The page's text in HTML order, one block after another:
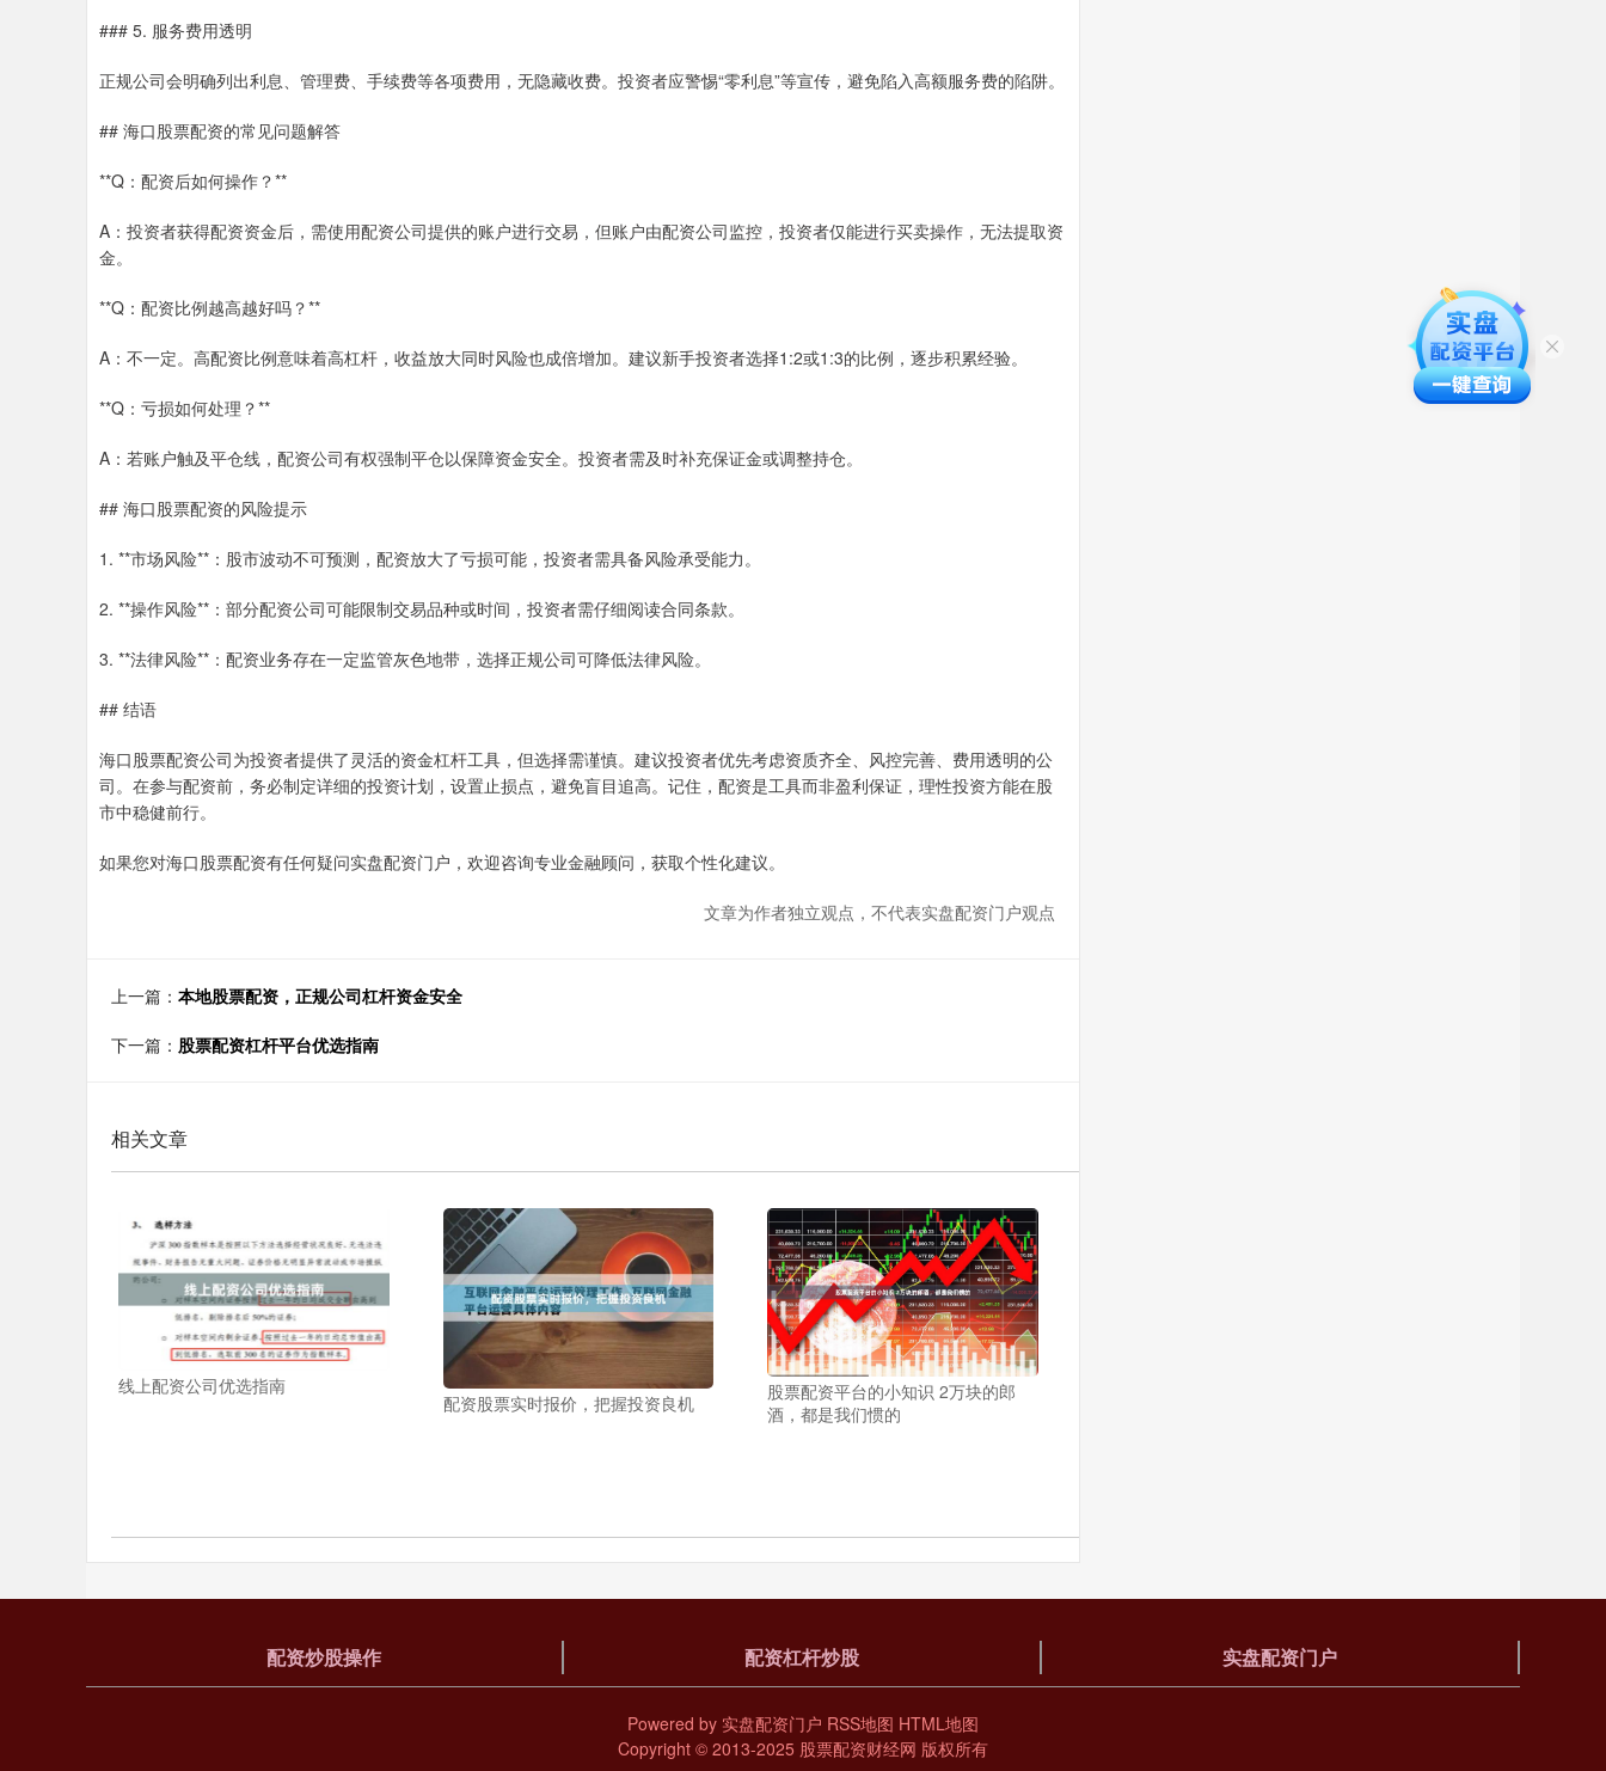
### 5. 服务费用透明
正规公司会明确列出利息、管理费、手续费等各项费用，无隐藏收费。投资者应警惕“零利息”等宣传，避免陷入高额服务费的陷阱。
## 海口股票配资的常见问题解答
**Q：配资后如何操作？**
A：投资者获得配资资金后，需使用配资公司提供的账户进行交易，但账户由配资公司监控，投资者仅能进行买卖操作，无法提取资
金。
**Q：配资比例越高越好吗？**
A：不一定。高配资比例意味着高杠杆，收益放大同时风险也成倍增加。建议新手投资者选择1:2或1:3的比例，逐步积累经验。
**Q：亏损如何处理？**
A：若账户触及平仓线，配资公司有权强制平仓以保障资金安全。投资者需及时补充保证金或调整持仓。
## 海口股票配资的风险提示
1. **市场风险**：股市波动不可预测，配资放大了亏损可能，投资者需具备风险承受能力。
2. **操作风险**：部分配资公司可能限制交易品种或时间，投资者需仔细阅读合同条款。
3. **法律风险**：配资业务存在一定监管灰色地带，选择正规公司可降低法律风险。
## 结语
海口股票配资公司为投资者提供了灵活的资金杠杆工具，但选择需谨慎。建议投资者优先考虑资质齐全、风控完善、费用透明的公
司。在参与配资前，务必制定详细的投资计划，设置止损点，避免盲目追高。记住，配资是工具而非盈利保证，理性投资方能在股
市中稳健前行。
如果您对海口股票配资有任何疑问实盘配资门户，欢迎咨询专业金融顾问，获取个性化建议。
文章为作者独立观点，不代表实盘配资门户观点
上一篇： 本地股票配资，正规公司杠杆资金安全
下一篇： 股票配资杠杆平台优选指南
相关文章
线上配资公司优选指南
配资股票实时报价，把握投资良机
股票配资平台的小知识 2万块的郎
酒，都是我们惯的
配资炒股操作 配资杠杆炒股 实盘配资门户
Powered by 实盘配资门户 RSS地图 HTML地图
Copyright © 2013-2025 股票配资财经网 版权所有